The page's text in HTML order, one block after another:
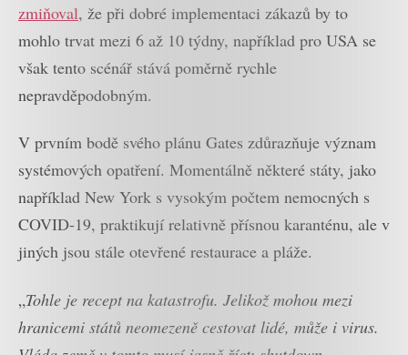
zmiňoval, že při dobré implementaci zákazů by to
mohlo trvat mezi 6 až 10 týdny, například pro USA se
však tento scénář stává poměrně rychle
nepravděpodobným.
V prvním bodě svého plánu Gates zdůrazňuje význam
systémových opatření. Momentálně některé státy, jako
například New York s vysokým počtem nemocných s
COVID-19, praktikují relativně přísnou karanténu, ale v
jiných jsou stále otevřené restaurace a pláže.
„Tohle je recept na katastrofu. Jelikož mohou mezi
hranicemi států neomezeně cestovat lidé, může i virus.